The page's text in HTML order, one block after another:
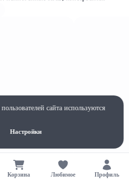
Корзина Любимое Профиль
сайта используются
Настройки